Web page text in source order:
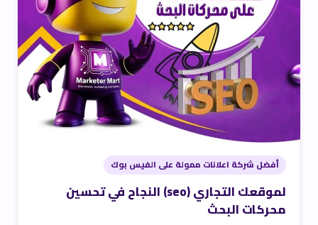
أفضل شركة اعلانات ممولة على الفيس بوك
لموقعك التجاري (seo) النجاح في تحسين
محركات البحث